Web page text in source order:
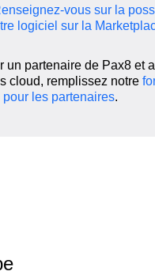
vous sur la
logiciel sur la
un partenaire de Pax8 et
cloud, remplissez notre
pour les partenaires.